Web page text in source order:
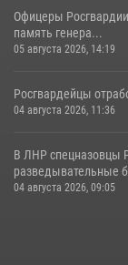
Офицеры
память генера...
05 августа 2026, 14:19
Росгвардейцы
04 августа 2026, 11:36
В ЛНР спецназовцы
разведывательные
04 августа 2026, 09:05